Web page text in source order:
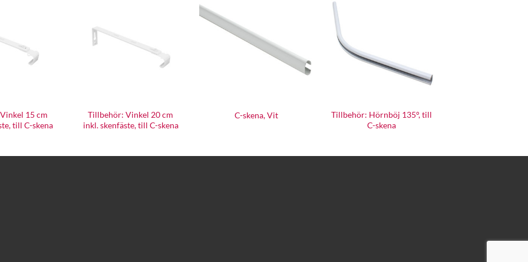
15 cm
till C-skena
Tillbehör: Vinkel 20 cm
inkl. skenfäste, till C-skena
C-skena, Vit
Tillbehör: Hörnböj 135°, till
C-skena